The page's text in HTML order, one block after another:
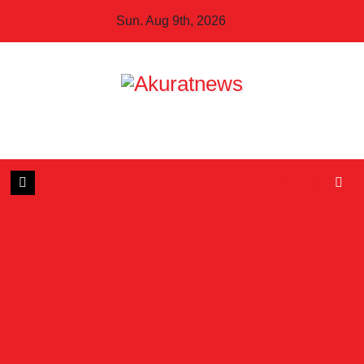
Sun. Aug 9th, 2026